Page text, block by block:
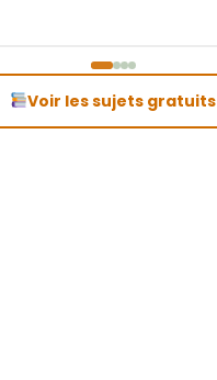
Voir les sujets gratuits